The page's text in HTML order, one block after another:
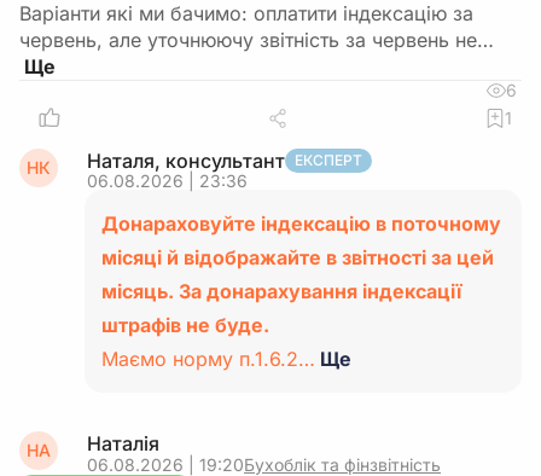
Варіанти які ми бачимо: оплатити індексацію за
червень, але уточнюючу звітність за червень не…
6
1
НК Наталя, консультант ЕКСПЕРТ
06.08.2026 | 23:36
Донараховуйте індексацію в поточному
місяці й відображайте в звітності за цей
місяць. За донарахування індексації
штрафів не буде.
Маємо норму п.1.6.2… Ще
НА Наталія
06.08.2026 | 19:20Бухоблік та фінзвітність